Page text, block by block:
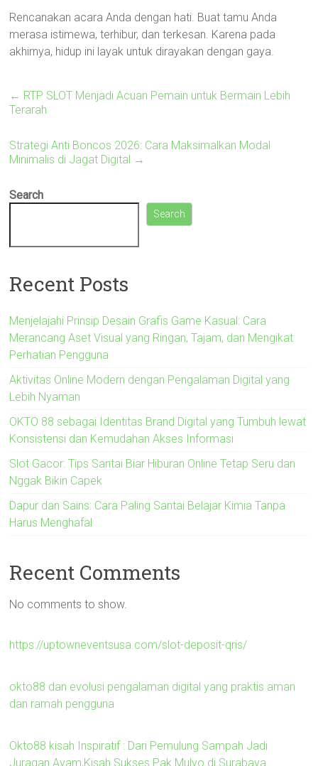
Rencanakan acara Anda dengan hati. Buat tamu Anda
merasa istimewa, terhibur, dan terkesan. Karena pada
akhirnya, hidup ini layak untuk dirayakan dengan gaya.
← RTP SLOT Menjadi Acuan Pemain untuk Bermain Lebih
Terarah
Strategi Anti Boncos 2026: Cara Maksimalkan Modal
Minimalis di Jagat Digital →
Search
Search
Recent Posts
Menjelajahi Prinsip Desain Grafis Game Kasual: Cara
Merancang Aset Visual yang Ringan, Tajam, dan Mengikat
Perhatian Pengguna
Aktivitas Online Modern dengan Pengalaman Digital yang
Lebih Nyaman
OKTO 88 sebagai Identitas Brand Digital yang Tumbuh lewat
Konsistensi dan Kemudahan Akses Informasi
Slot Gacor: Tips Santai Biar Hiburan Online Tetap Seru dan
Nggak Bikin Capek
Dapur dan Sains: Cara Paling Santai Belajar Kimia Tanpa
Harus Menghafal
Recent Comments
No comments to show.
https://uptowneventsusa.com/slot-deposit-qris/
okto88 dan evolusi pengalaman digital yang praktis aman
dan ramah pengguna
Okto88 kisah Inspiratif : Dari Pemulung Sampah Jadi
Juragan Ayam,Kisah Sukses Pak Mulyo di Surabaya